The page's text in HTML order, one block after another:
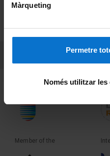
Màrqueting
Permetre
Només utilitzar les
Founder of the
Member of the